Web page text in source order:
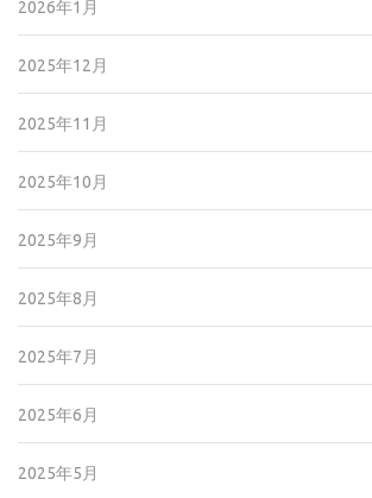
2026年1月
2025年12月
2025年11月
2025年10月
2025年9月
2025年8月
2025年7月
2025年6月
2025年5月